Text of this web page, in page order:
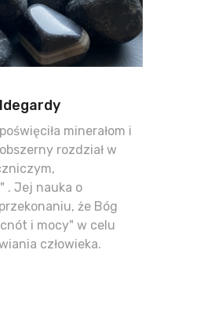
minerałom i
rozdział w
. Jej nauka o
że Bóg
i mocy" w celu
człowieka.